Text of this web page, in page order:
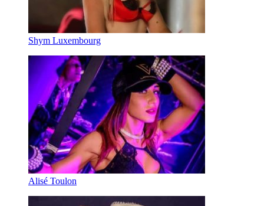
Shym Luxembourg
Alisé Toulon